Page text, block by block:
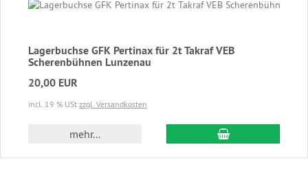
Lagerbuchse GFK Pertinax für 2t Takraf VEB
Scherenbühnen Lunzenau
20,00 EUR
incl. 19 % USt zzgl. Versandkosten
mehr... In den